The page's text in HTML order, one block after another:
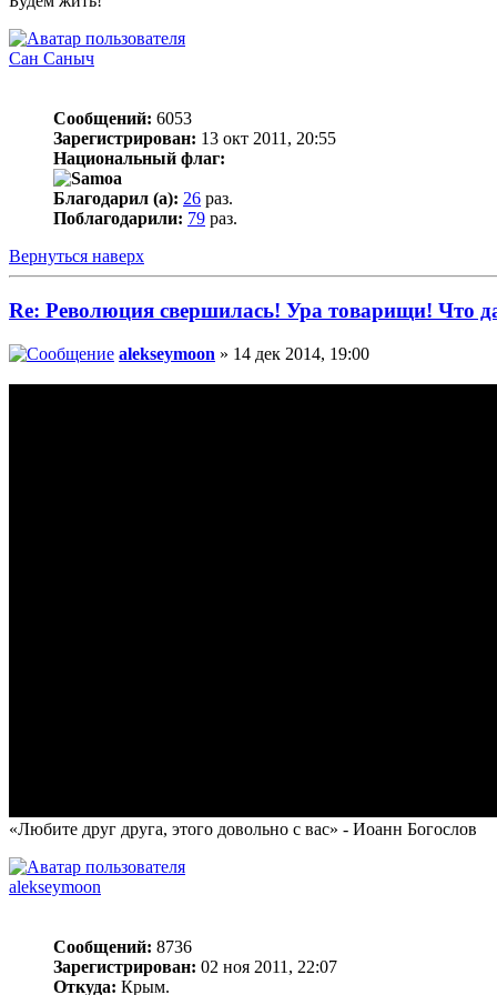
Сан Саныч
Сообщений: 6053
Зарегистрирован: 13 окт 2011, 20:55
Национальный флаг:
Благодарил (а): 26 раз.
Поблагодарили: 79 раз.
Вернуться наверх
Re: Революция свершилась! Ура товарищи! Что
alekseymoon » 14 дек 2014, 19:00
«Любите друг друга, этого довольно с вас» - Иоанн Богослов
alekseymoon
Сообщений: 8736
Зарегистрирован: 02 ноя 2011, 22:07
Откуда: Крым.